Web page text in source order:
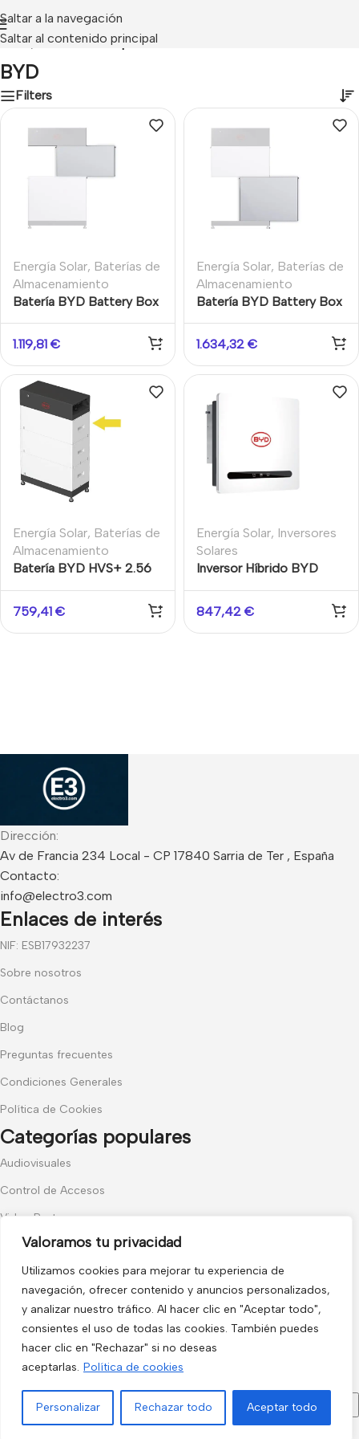
Valoramos tu privacidad
Utilizamos cookies para mejorar tu experiencia de
navegación, ofrecer contenido y anuncios personalizados,
y analizar nuestro tráfico. Al hacer clic en "Aceptar todo",
consientes el uso de todas las cookies. También puedes
hacer clic en "Rechazar" si no deseas
aceptarlas. Política de cookies
Personalizar Rechazar todo Aceptar todo
Saltar a la navegación
Saltar al contenido principal
Inicio/ Productos etiquetados “BYD”
BYD
Filters
Energía Solar, Baterías de
Almacenamiento
Batería BYD Battery Box
HVE 4.2 Sistema
Completo 4.2kWh
1.119,81 €
Energía Solar, Baterías de
Almacenamiento
Batería BYD Battery Box
HVE 6.4 Sistema
Completo 6.4kWh
1.634,32 €
Energía Solar, Baterías de
Almacenamiento
Batería BYD HVS+ 2.56
Tensión
759,41 €
Energía Solar, Inversores
Solares
Inversor Híbrido BYD
Monofásico con Backup
847,42 €
Dirección:
Av de Francia 234 Local - CP 17840 Sarria de Ter , España
Contacto:
info@electro3.com
Enlaces de interés
NIF: ESB17932237
Sobre nosotros
Contáctanos
Blog
Preguntas frecuentes
Condiciones Generales
Política de Cookies
Categorías populares
Audiovisuales
Control de Accesos
Video Portero
Hogar y Exterior
Alarma AX-PRO
Únete a nuestras novedades
Recibe las últimas novedades y promociones.